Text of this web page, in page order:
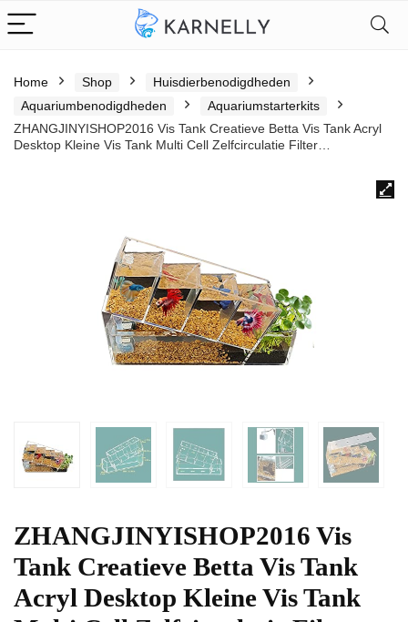
Home Shop
Huisdierbenodigdheden
Aquariumbenodigdheden
Aquariumstarterkits
ZHANGJINYISHOP2016 Vis Tank Creatieve Betta Vis Tank Acryl
Desktop Kleine Vis Tank Multi Cell Zelfcirculatie Filter…
ZHANGJINYISHOP2016 Vis
Tank Creatieve Betta Vis Tank
Acryl Desktop Kleine Vis Tank